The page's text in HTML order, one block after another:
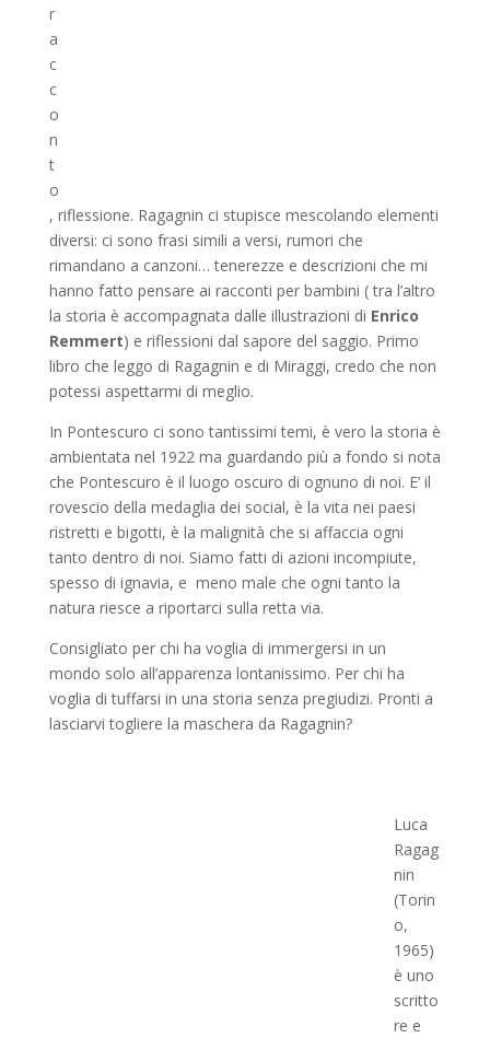
r
a
c
c
o
n
t
o
, riflessione. Ragagnin ci stupisce mescolando elementi
diversi: ci sono frasi simili a versi, rumori che
rimandano a canzoni… tenerezze e descrizioni che mi
hanno fatto pensare ai racconti per bambini ( tra l’altro
la storia è accompagnata dalle illustrazioni di Enrico
Remmert) e riflessioni dal sapore del saggio. Primo
libro che leggo di Ragagnin e di Miraggi, credo che non
potessi aspettarmi di meglio.
In Pontescuro ci sono tantissimi temi, è vero la storia è
ambientata nel 1922 ma guardando più a fondo si nota
che Pontescuro è il luogo oscuro di ognuno di noi. E’ il
rovescio della medaglia dei social, è la vita nei paesi
ristretti e bigotti, è la malignità che si affaccia ogni
tanto dentro di noi. Siamo fatti di azioni incompiute,
spesso di ignavia, e meno male che ogni tanto la
natura riesce a riportarci sulla retta via.
Consigliato per chi ha voglia di immergersi in un
mondo solo all’apparenza lontanissimo. Per chi ha
voglia di tuffarsi in una storia senza pregiudizi. Pronti a
lasciarvi togliere la maschera da Ragagnin?
Luca
Ragag
nin
(Torin
o,
1965)
è uno
scritto
re e